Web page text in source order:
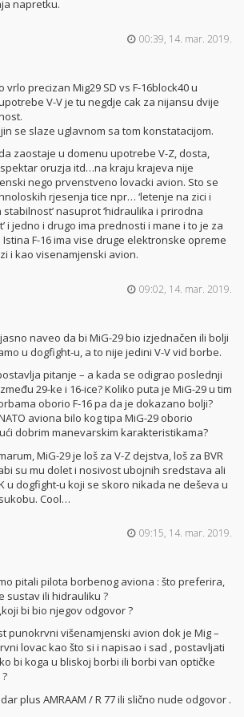
napretku.
00:39, 14. mar. 2019.
vrlo precizan Mig29 SD vs F-16block40 u
V-V je tu negdje cak za nijansu dvije
se slaze uglavnom sa tom konstatacijom.
zaostaje u domenu upotrebe V-Z, dosta,
oruzja itd…na kraju krajeva nije
nego prvenstveno lovacki avion. Sto se
rjesenja tice npr… ‘letenje na zici i
nasuprot ‘hidraulika i prirodna
i jedno i drugo ima prednosti i mane i to je za
Istina F-16 ima vise druge elektronske opreme
i kao visenamjenski avion.
09:02, 14. mar. 2019.
naveo da bi MiG-29 bio izjednačen ili bolji
u dogfight-u, a to nije jedini V-V vid borbe.
pitanje – a kada se odigrao poslednji
29-ke i 16-ice? Koliko puta je MiG-29 u tim
oborio F-16 pa da je dokazano bolji?
aviona bilo kog tipa MiG-29 oborio
dobrim manevarskim karakteristikama?
MiG-29 je loš za V-Z dejstva, loš za BVR
su mu dolet i nosivost ubojnih sredstava ali
u dogfight-u koji se skoro nikada ne deševa u
Cool…
09:15, 14. mar. 2019.
pitali pilota borbenog aviona : što preferira,
sustav ili hidrauliku ?
bi bio njegov odgovor ?
punokrvni višenamjenski avion dok je Mig –
lovac kao što si i napisao i sad , postavljati
bi koga u bliskoj borbi ili borbi van optičke
plus AMRAAM / R 77 ili slično nude odgovor .